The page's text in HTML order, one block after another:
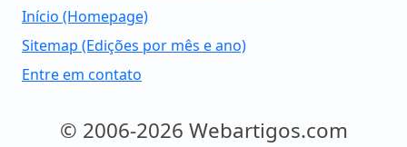
Início (Homepage)
Sitemap (Edições por mês e ano)
Entre em contato
© 2006-2026 Webartigos.com